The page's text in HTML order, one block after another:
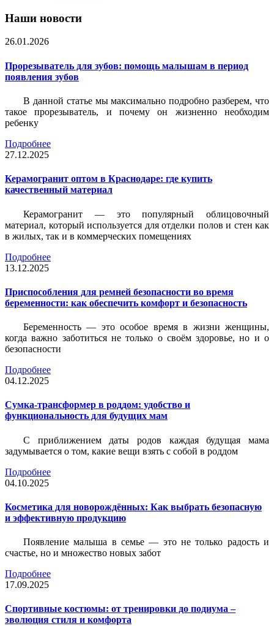
Наши новости
26.01.2026
Прорезыватель для зубов: помощь малышам в период
появления зубов
В данной статье мы максимально подробно разберем, что
такое прорезыватель, и почему он жизненно необходим
ребенку
Подробнее
27.12.2025
Керамогранит оптом в Краснодаре: где купить
качественный материал
Керамогранит — это популярный облицовочный
материал, который используется для отделки полов и стен как
в жилых, так и в коммерческих помещениях
Подробнее
13.12.2025
Приспособления для ремней безопасности во время
беременности: как обеспечить комфорт и безопасность
Беременность — это особое время в жизни женщины,
когда важно заботиться не только о своём здоровье, но и о
безопасности
Подробнее
04.12.2025
Сумка-трансформер в роддом: удобство и
функциональность для будущих мам
С приближением даты родов каждая будущая мама
задумывается о том, какие вещи взять с собой в роддом
Подробнее
04.10.2025
Косметика для новорождённых: Как выбрать безопасную
и эффективную продукцию
Появление малыша в семье — это не только радость и
счастье, но и множество новых забот
Подробнее
17.09.2025
Спортивные костюмы: от тренировки до подиума –
эволюция стиля и комфорта